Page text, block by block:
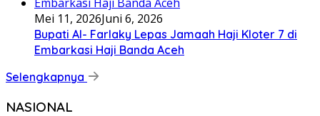
Mei 11, 2026Juni 6, 2026
Bupati Al- Farlaky Lepas Jamaah Haji Kloter 7 di
Embarkasi Haji Banda Aceh
Selengkapnya
NASIONAL